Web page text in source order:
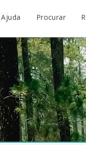
Ajuda Procurar